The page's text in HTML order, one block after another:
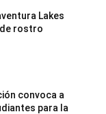
Lakes
rostro
convoca a
para la